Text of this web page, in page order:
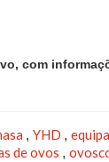
com
, YHD ,
de ovos ,